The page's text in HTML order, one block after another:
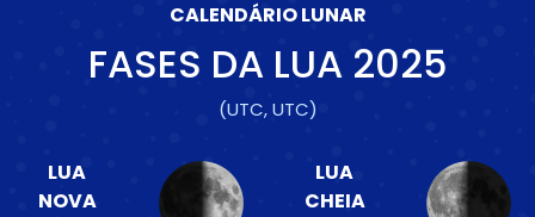
CALENDÁRIO LUNAR
FASES DA LUA 2025
(UTC, UTC)
LUA
NOVA
LUA
CHEIA